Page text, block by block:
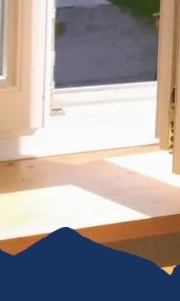
im
G'schichten